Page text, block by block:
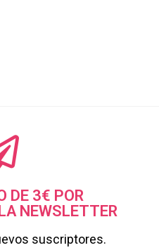
DE 3€ POR
NEWSLETTER
suscriptores.